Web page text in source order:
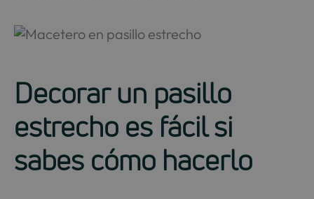
Decorar un pasillo
estrecho es fácil si
sabes cómo hacerlo